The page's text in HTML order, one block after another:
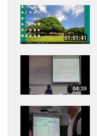
01:51:41
04:39